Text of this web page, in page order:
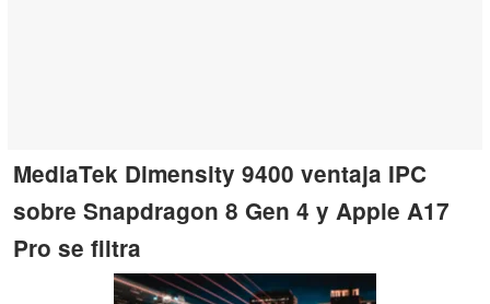
MediaTek Dimensity 9400 ventaja IPC
sobre Snapdragon 8 Gen 4 y Apple A17
Pro se filtra